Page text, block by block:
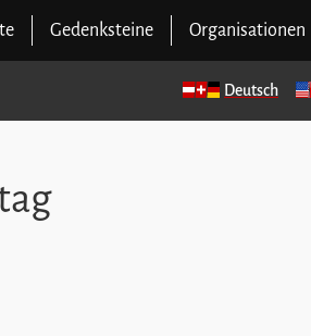
Gedenksteine Organisationen
Deutsch